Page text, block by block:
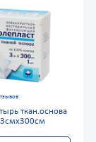
ткан.основа
3смх300см